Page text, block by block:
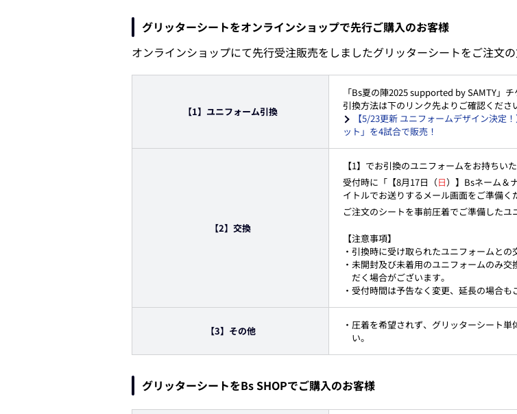
グリッターシートをオンラインショップで先行ご購入のお客様
オンラインショップにて先行受注販売をしましたグリッターシートをご注文の
【1】ユニフォーム引換
「Bs夏の陣2025 supported by SAMTY」
引換方法は下のリンク先よりご確認くださ
【5/23更新 ユニフォームデザイン決定
ット」を4試合で販売！
【2】交換
【1】でお引換のユニフォームをお持ちい
受付時に「【8月17日（日）】Bsネーム＆
イトルでお送りするメール画面をご準備く
ご注文のシートを事前圧着でご準備したユ
【注意事項】
・引換時に受け取られたユニフォームとの
・未開封及び未着用のユニフォームのみ
だく場合がございます。
・受付時間は予告なく変更、延長の場合も
【3】その他
・圧着を希望されず、グリッターシート
い。
グリッターシートをBs SHOPでご購入のお客様